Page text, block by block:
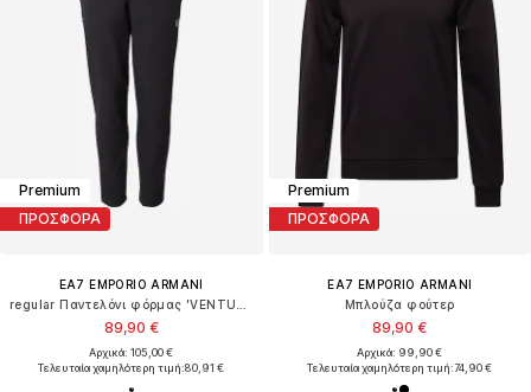
Premium
ΠΡΟΣΦΟΡΑ
EA7 EMPORIO ARMANI
89,90 €
Αρχικά: 105,00 €
Τελευταία χαμηλότερη τιμή:80,91 €
Premium
ΠΡΟΣΦΟΡΑ
EA7 EMPORIO ARMANI
Μπλούζα φούτερ
89,90 €
Αρχικά: 99,90 €
Τελευταία χαμηλότερη τιμή:74,90 €